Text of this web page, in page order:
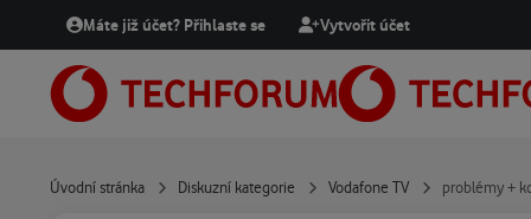
Přejít na obsah
Máte již účet? Přihlaste se Vytvořit účet
Úvodní stránka Diskuzní kategorie Vodafone TV problémy +